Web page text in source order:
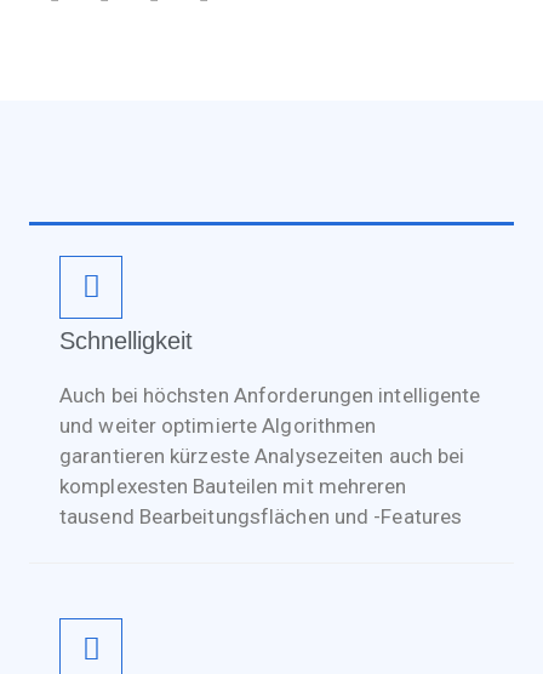
Schnelligkeit
Auch bei höchsten Anforderungen intelligente
und weiter optimierte Algorithmen
garantieren kürzeste Analysezeiten auch bei
komplexesten Bauteilen mit mehreren
tausend Bearbeitungsflächen und -Features